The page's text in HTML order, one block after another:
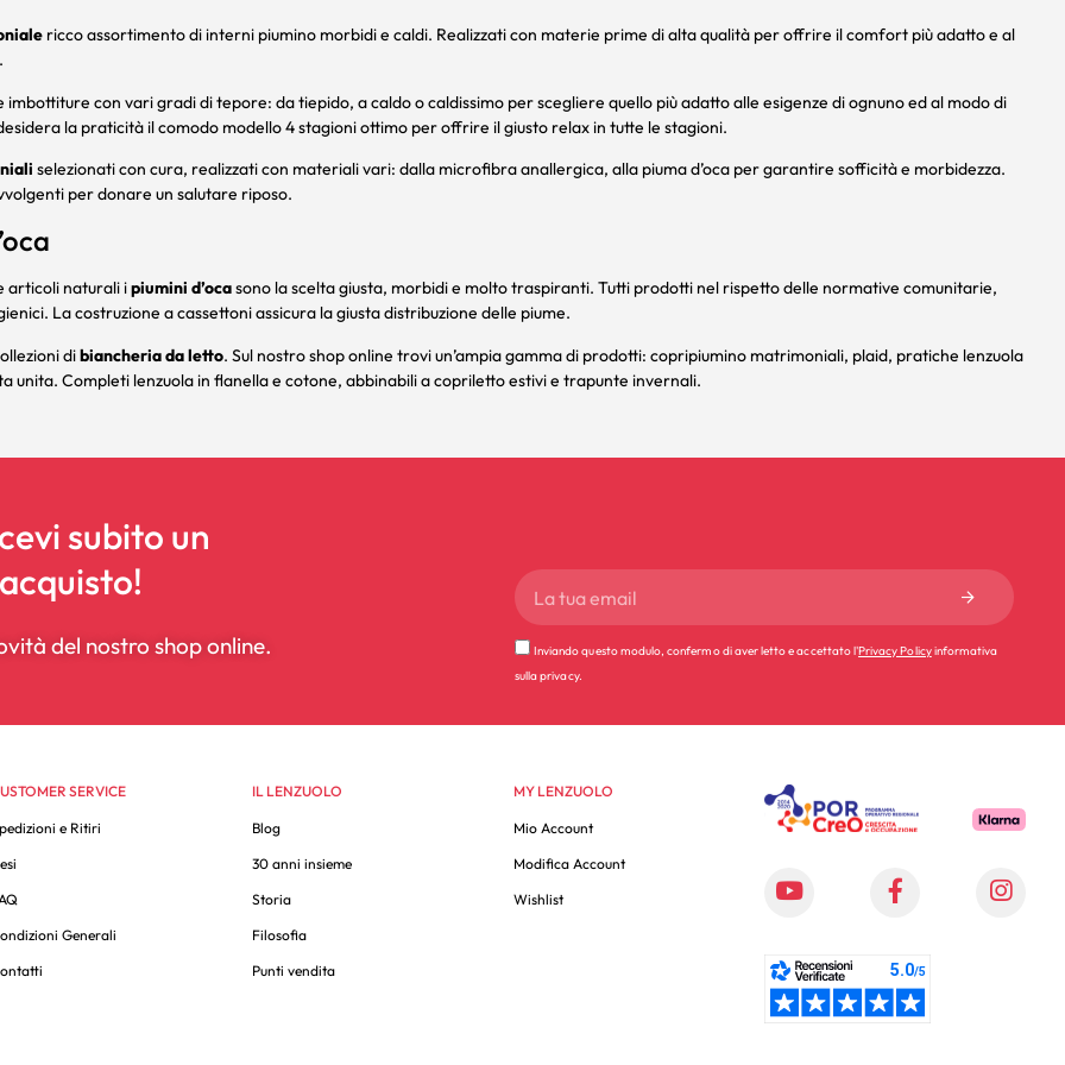
ricco assortimento di interni piumino morbidi e caldi. Realizzati con materie prime di alta qualità per offrire il comfort più adatto e al
imbottiture con vari gradi di tepore: da tiepido, a caldo o caldissimo per scegliere quello più adatto alle esigenze di ognuno ed al modo di
la praticità il comodo modello 4 stagioni ottimo per offrire il giusto relax in tutte le stagioni.
selezionati con cura, realizzati con materiali vari: dalla microfibra anallergica, alla piuma d’oca per garantire sofficità e morbidezza.
per donare un salutare riposo.
articoli naturali ipiumini d’ocasono la scelta giusta, morbidi e molto traspiranti. Tutti prodotti nel rispetto delle normative comunitarie,
La costruzione a cassettoni assicura la giusta distribuzione delle piume.
dibiancheria da letto. Sul nostro shop online trovi un’ampia gamma di prodotti: copripiumino matrimoniali, plaid, pratiche lenzuola
unita. Completi lenzuolain flanella e cotone, abbinabili acoprilettoestivi e trapunte invernali.
subito un
del nostro shop online. Inviando questo modulo, confermo di aver letto e accettato l'Privacy Policyinformativa
sulla privacy.
SERVICE
e Ritiri
Generali
IL LENZUOLO
Blog
30 anni insieme
Storia
Filosofia
Punti vendita
MY LENZUOLO
Mio Account
Modifica Account
Wishlist